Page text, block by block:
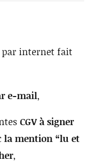
par internet fait
e-mail,
CGV à signer
la mention “lu et
,